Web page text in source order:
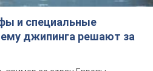
и специальные
джипинга решают за